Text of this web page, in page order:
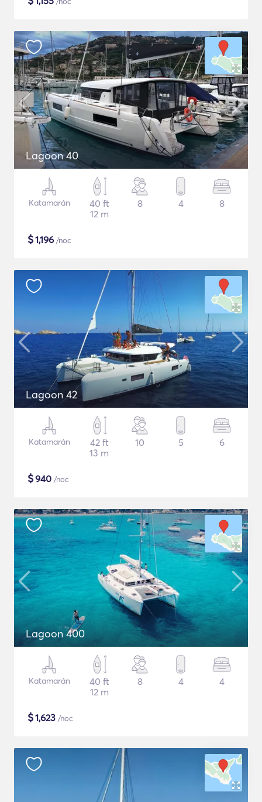
Lagoon 40
Katamarán
40 ft
12 m
8 4 8
$1,196 /noc
Lagoon 42
Katamarán
42 ft
13 m
10 5 6
$940 /noc
Lagoon 400
Katamarán
40 ft
12 m
8 4 4
$1,623 /noc